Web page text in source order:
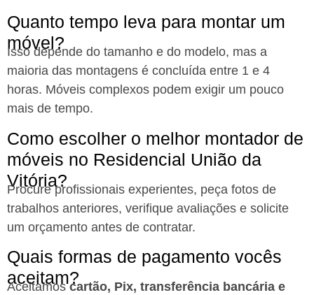
Quanto tempo leva para montar um
móvel?
Isso depende do tamanho e do modelo, mas a
maioria das montagens é concluída entre 1 e 4
horas. Móveis complexos podem exigir um pouco
mais de tempo.
Como escolher o melhor montador de
móveis no Residencial União da
Vitória?
Procure profissionais experientes, peça fotos de
trabalhos anteriores, verifique avaliações e solicite
um orçamento antes de contratar.
Quais formas de pagamento vocês
aceitam?
Aceitamoscartão, Pix, transferência bancária e